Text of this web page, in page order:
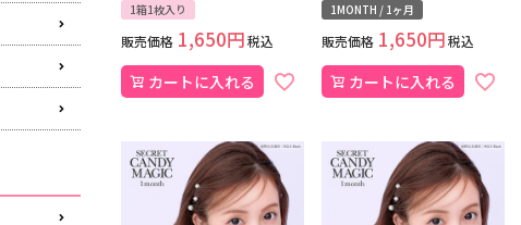
1箱1枚入り
販売価格 1,650 税込
カートに入れる
1MONTH / 1ヶ月
販売価格 1,650 税込
カートに入れる